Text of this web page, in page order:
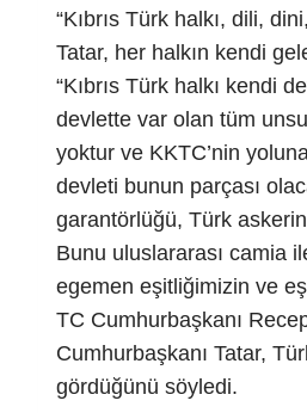
“Kıbrıs Türk halkı, dili,
Tatar, her halkın kendi
“Kıbrıs Türk halkı kendi
devlette var olan tüm
yoktur ve KKTC’nin
devleti bunun parçası
garantörlüğü, Türk
Bunu uluslararası camia
egemen eşitliğimizin ve
TC Cumhurbaşkanı
Cumhurbaşkanı Tatar,
gördüğünü söyledi.